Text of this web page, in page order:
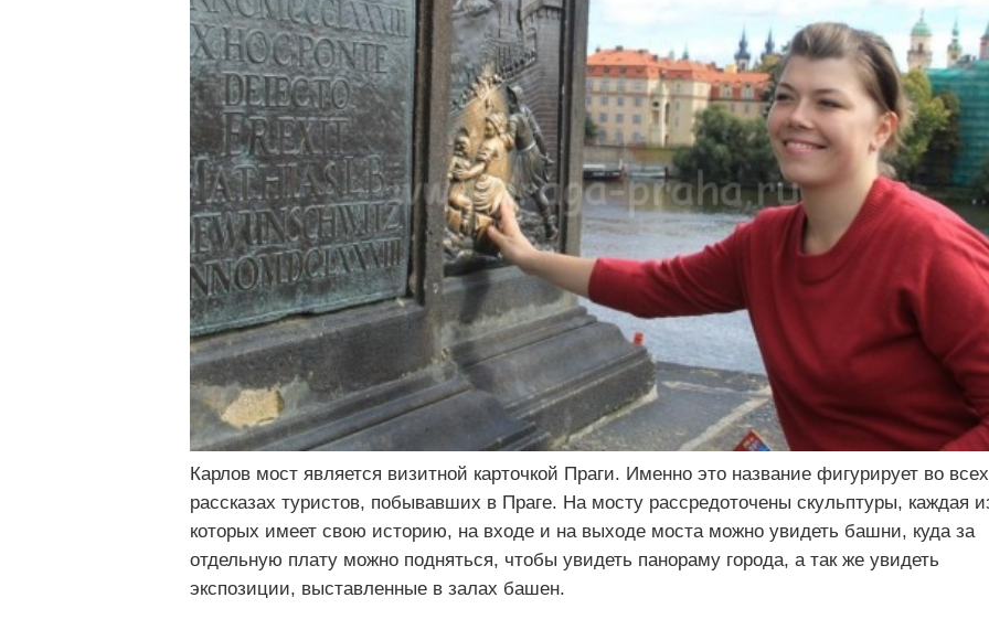
Карлов мост является визитной карточкой Праги. Именно это название фигурирует во всех
рассказах туристов, побывавших в Праге. На мосту рассредоточены скульптуры, каждая
которых имеет свою историю, на входе и на выходе моста можно увидеть башни, куда за
отдельную плату можно подняться, чтобы увидеть панораму города, а так же увидеть
экспозиции, выставленные в залах башен.